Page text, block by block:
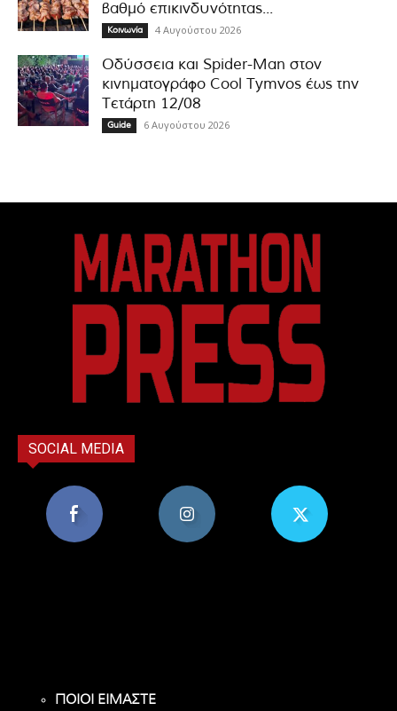
βαθμό επικινδυνότητας...
Κοινωνία 4 Αυγούστου 2026
Οδύσσεια και Spider-Man στον
κινηματογράφο Cool Tymvos έως την
Τετάρτη 12/08
Guide 6 Αυγούστου 2026
SOCIAL MEDIA
ΠΟΙΟΙ ΕΙΜΑΣΤΕ